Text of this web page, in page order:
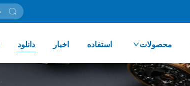
محصولات استفاده اخبار دانلود